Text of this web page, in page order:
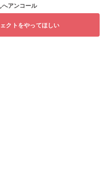
へアンコール
クトをやってほしい